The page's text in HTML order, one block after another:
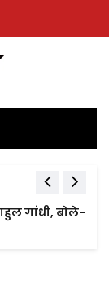
गांधी, बोले-